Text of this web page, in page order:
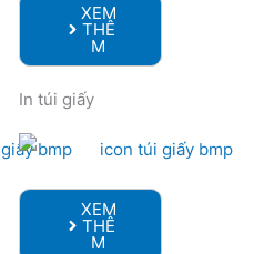
XEM
THÊ
M
In túi giấy
XEM
THÊ
M